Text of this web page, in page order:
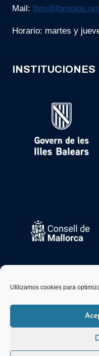
Utilizamos cookies para
Mail:
Horario: martes y
INSTITUCIONES